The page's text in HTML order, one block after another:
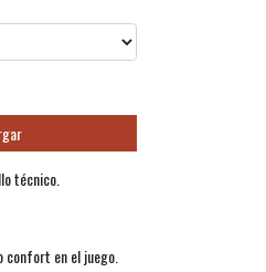
técnico.
confort en el juego.